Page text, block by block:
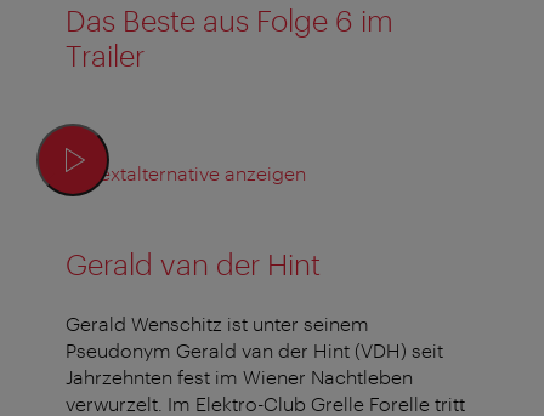
Das Beste aus Folge 6 im
Trailer
Textalternative anzeigen
Gerald van der Hint
Gerald Wenschitz ist unter seinem
Pseudonym Gerald van der Hint (VDH) seit
Jahrzehnten fest im Wiener Nachtleben
verwurzelt. Im Elektro-Club Grelle Forelle tritt